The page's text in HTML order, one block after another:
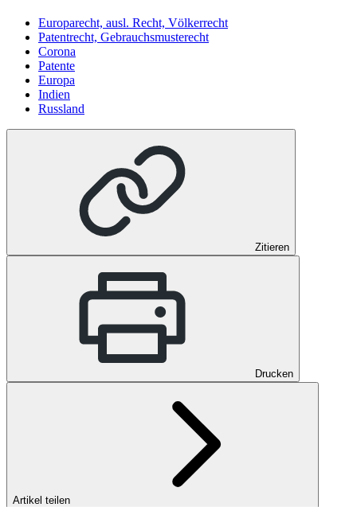
Europarecht, ausl. Recht, Völkerrecht
Patentrecht, Gebrauchsmusterecht
Corona
Patente
Europa
Indien
Russland
Zitieren
Drucken
Artikel teilen